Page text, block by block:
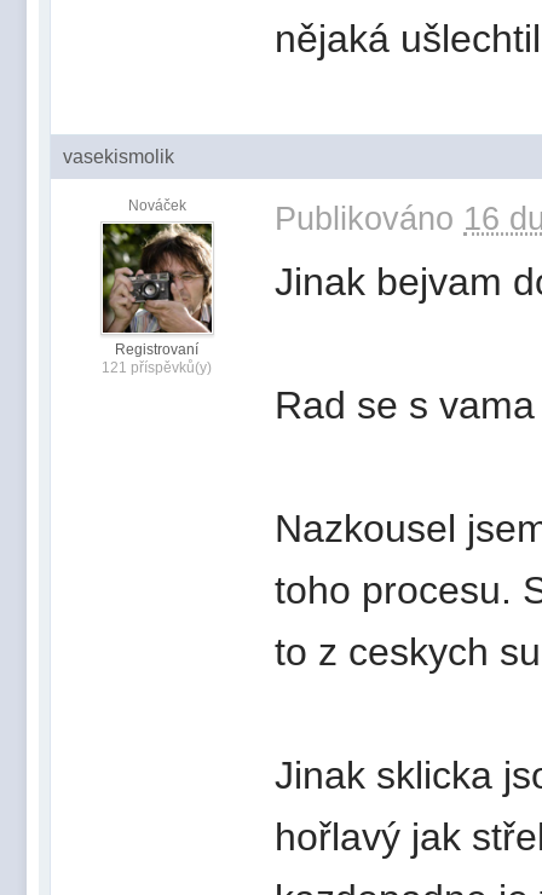
nějaká
vasekismolik
Nováček
Registrovaní
121 příspěvků(y)
Publikováno 16
Jinak bejvam
Rad se s
Nazkousel
toho procesu.
to z ceskych
Jinak sklicka
hořlavý jak